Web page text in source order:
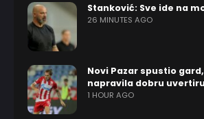
Stanković: Sve ide na
26 MINUTES AGO
Novi Pazar spustio
napravila dobru
1 HOUR AGO